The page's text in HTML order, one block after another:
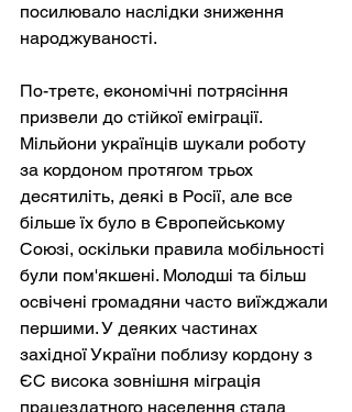
посилювало наслідки зниження
народжуваності.
По-третє, економічні потрясіння
призвели до стійкої еміграції.
Мільйони українців шукали роботу
за кордоном протягом трьох
десятиліть, деякі в Росії, але все
більше їх було в Європейському
Союзі, оскільки правила мобільності
були пом'якшені. Молодші та більш
освічені громадяни часто виїжджали
першими. У деяких частинах
західної України поблизу кордону з
ЄС висока зовнішня міграція
працездатного населення стала